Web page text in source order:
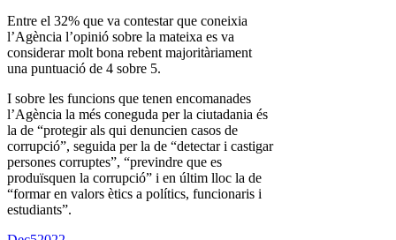
Entre el 32% que va contestar que coneixia
l’Agència l’opinió sobre la mateixa es va
considerar molt bona rebent majoritàriament
una puntuació de 4 sobre 5.
I sobre les funcions que tenen encomanades
l’Agència la més coneguda per la ciutadania és
la de “protegir als qui denuncien casos de
corrupció”, seguida per la de “detectar i castigar
persones corruptes”, “previndre que es
produïsquen la corrupció” i en últim lloc la de
“formar en valors ètics a polítics, funcionaris i
estudiants”.